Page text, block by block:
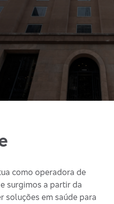
como operadora de
surgimos a partir da
soluções em saúde para